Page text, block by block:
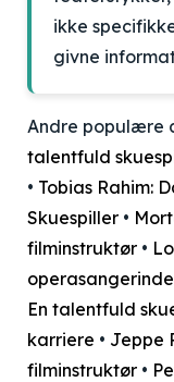
ikke
givne
Andre populære
talentfuld
• Tobias Rahim:
Skuespiller •
filminstruktør •
En talentfuld
karriere • Jeppe
filminstruktør •